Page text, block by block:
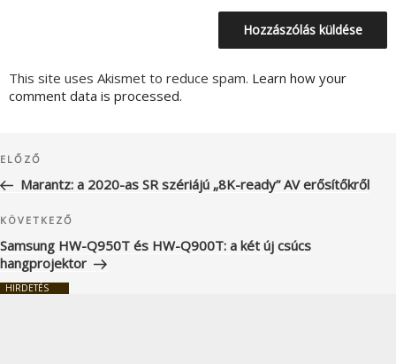
This site uses Akismet to reduce spam. Learn how your
comment data is processed.
navigáció
Korábbi
bejegyzés
ELŐZŐ
Marantz: a 2020-as SR szériájú „8K-ready” AV erősítőkről
Következő
bejegyzés
KÖVETKEZŐ
Samsung HW-Q950T és HW-Q900T: a két új csúcs
hangprojektor
HIRDETÉS